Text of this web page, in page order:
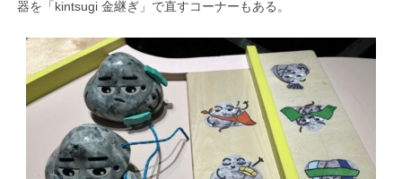
器を「kintsugi 金継ぎ」で直すコーナーもある。